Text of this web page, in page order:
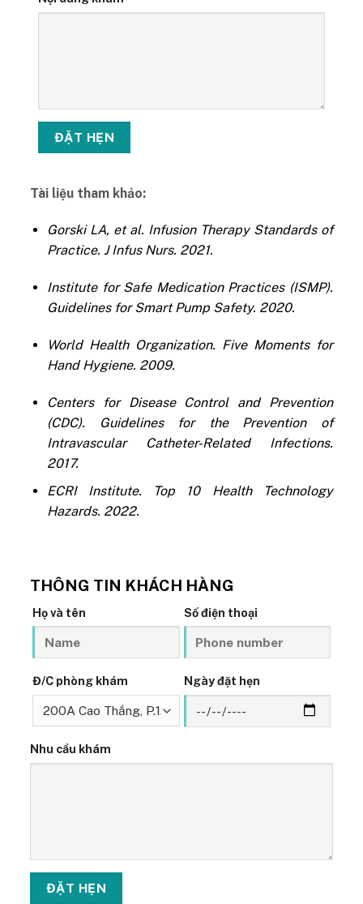
Tài liệu tham khảo:
Gorski LA, et al. Infusion Therapy Standards of
Practice. J Infus Nurs. 2021.
Institute for Safe Medication Practices (ISMP).
Guidelines for Smart Pump Safety. 2020.
World Health Organization. Five Moments for
Hand Hygiene. 2009.
Centers for Disease Control and Prevention
(CDC). Guidelines for the Prevention of
Intravascular Catheter-Related Infections.
2017.
ECRI Institute. Top 10 Health Technology
Hazards. 2022.
THÔNG TIN KHÁCH HÀNG
Họ và tên Số điện thoại
Đ/C phòng khám Ngày đặt hẹn
Nhu cầu khám